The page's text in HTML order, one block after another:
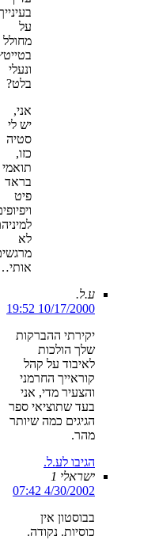
על
מחולל
ונעלי
בלט?
אני,
יש לי
סטיה
כזו,
תואמי
בראד
פיט
לא
ע.ל.
10/17/2000 19:52
יקירתי ההברקות
שלך הולכות
לאיבוד על קהל
קוראייך החרמני
והצעיר מדי, אני
בעד שתוציאי ספר
הגיגים כמה שיותר
מהר.
הגיבו לע.ל.
ישראלי 1
4/30/2002 07:42
בבוסטון אין
כוסיות. נקודה.